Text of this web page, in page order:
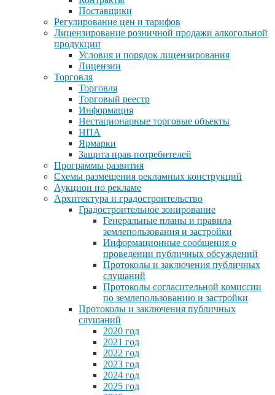
Поставщики
Регулирование цен и тарифов
Лицензирование розничной продажи алкогольной
продукции
Условия и порядок лицензирования
Лицензии
Торговля
Торговля
Торговый реестр
Информация
Нестационарные торговые объекты
НПА
Ярмарки
Защита прав потребителей
Программы развития
Схемы размещения рекламных конструкций
Аукцион по рекламе
Архитектура и градостроительство
Градостроительное зонирование
Генеральные планы и правила
землепользования и застройки
Информационные сообщения о
проведении публичных обсуждений
Протоколы и заключения публичных
слушаний
Протоколы согласительной комиссии
по землепользованию и застройки
Протоколы и заключения публичных
слушаний
2020 год
2021 год
2022 год
2023 год
2024 год
2025 год